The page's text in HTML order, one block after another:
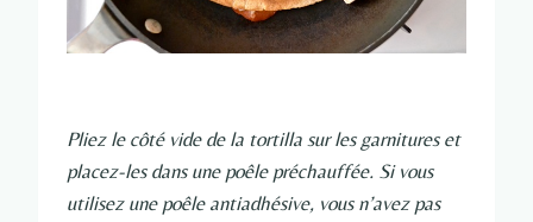
Pliez le côté vide de la tortilla sur les garnitures et
placez-les dans une poêle préchauffée. Si vous
utilisez une poêle antiadhésive, vous n’avez pas